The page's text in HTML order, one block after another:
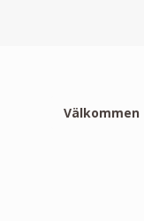
Välkommen